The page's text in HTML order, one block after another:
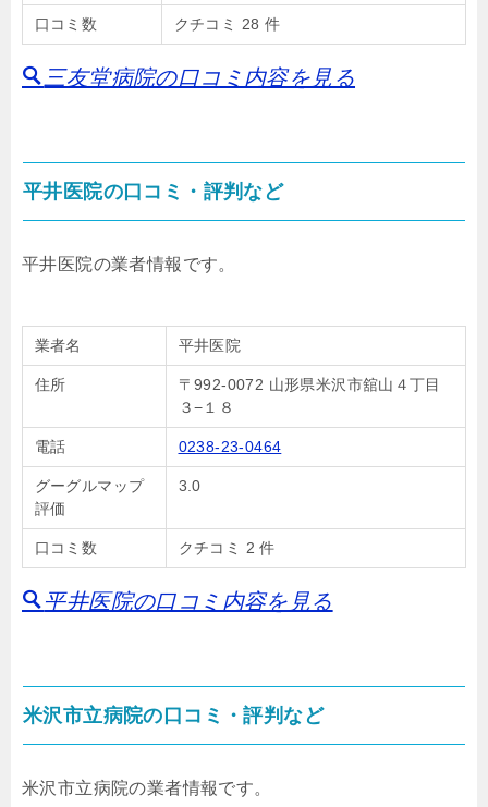
口コミ数 クチコミ 28 件
三友堂病院の口コミ内容を見る
平井医院の口コミ・評判など
平井医院の業者情報です。
業者名 平井医院
住所
〒992-0072 山形県米沢市舘山４丁目
３−１８
電話 0238-23-0464
グーグルマップ
評価
3.0
口コミ数 クチコミ 2 件
平井医院の口コミ内容を見る
米沢市立病院の口コミ・評判など
米沢市立病院の業者情報です。